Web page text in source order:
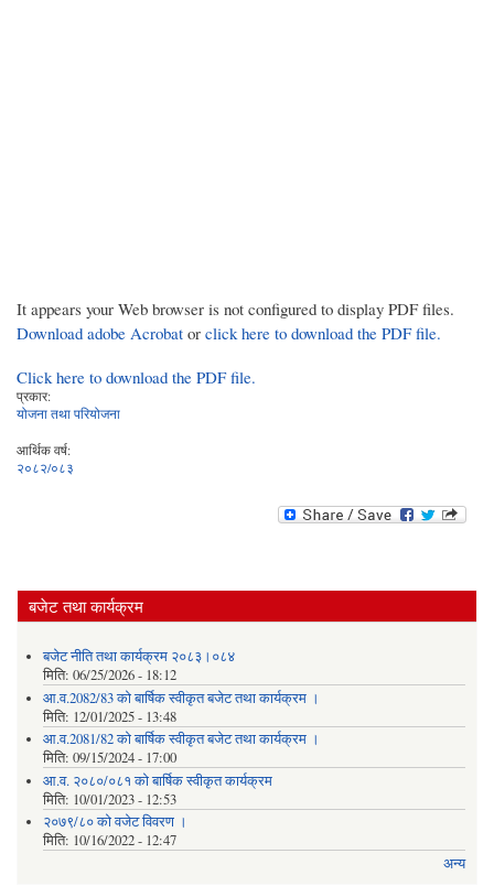
It appears your Web browser is not configured to display PDF files.
Download adobe Acrobat or click here to download the PDF file.
Click here to download the PDF file.
प्रकार:
योजना तथा परियोजना
आर्थिक वर्ष:
२०८२/०८३
बजेट तथा कार्यक्रम
बजेट नीति तथा कार्यक्रम २०८३।०८४
मिति: 06/25/2026 - 18:12
आ.व.2082/83 को बार्षिक स्वीकृत बजेट तथा कार्यक्रम ।
मिति: 12/01/2025 - 13:48
आ.व.2081/82 को बार्षिक स्वीकृत बजेट तथा कार्यक्रम ।
मिति: 09/15/2024 - 17:00
आ.व. २०८०/०८१ को बार्षिक स्वीकृत कार्यक्रम
मिति: 10/01/2023 - 12:53
२०७९/८० को वजेट विवरण ।
मिति: 10/16/2022 - 12:47
अन्य